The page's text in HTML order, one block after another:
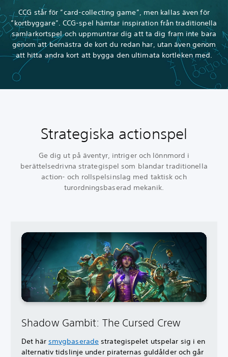
CCG står för ”card-collecting game”, men kallas även för
”kortbyggare”. CCG-spel hämtar inspiration från traditionella
samlarkortspel och uppmuntrar dig att ta dig fram inte bara
genom att bemästra de kort du redan har, utan även genom
att hitta andra kort att bygga den ultimata kortleken med.
Strategiska actionspel
Ge dig ut på äventyr, intriger och lönnmord i
berättelsedrivna strategispel som blandar traditionella
action- och rollspelsinslag med taktisk och
turordningsbaserad mekanik.
Shadow Gambit: The Cursed Crew
Det här smygbaserade strategispelet utspelar sig i en
alternativ tidslinje under piraternas guldålder och går